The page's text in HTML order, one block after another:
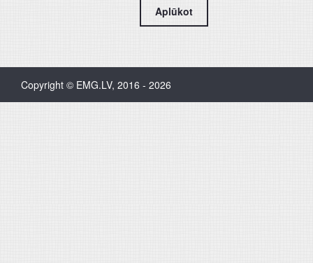
Aplūkot
Copyright © EMG.LV, 2016 - 2026